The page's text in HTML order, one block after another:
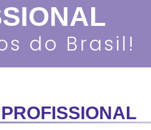
s do B rasi l !